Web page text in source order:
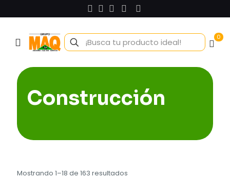
0
Construcción
Mostrando 1–18 de 163 resultados